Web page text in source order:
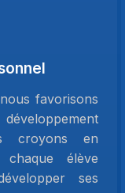
favorisons
croyons en
élève
ses